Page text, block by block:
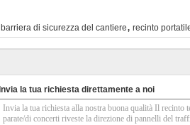
barriera di sicurezza del cantiere, recinto
Invia la tua richiesta direttamente a noi